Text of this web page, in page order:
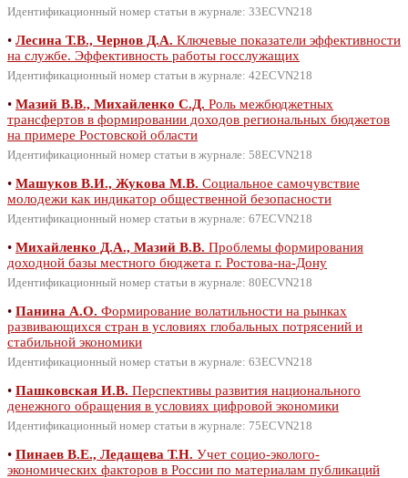
Идентификационный номер статьи в журнале: 33ECVN218
• Лесина Т.В., Чернов Д.А. Ключевые показатели эффективности
на службе. Эффективность работы госслужащих
Идентификационный номер статьи в журнале: 42ECVN218
• Мазий В.В., Михайленко С.Д. Роль межбюджетных
трансфертов в формировании доходов региональных бюджетов
на примере Ростовской области
Идентификационный номер статьи в журнале: 58ECVN218
• Машуков В.И., Жукова М.В. Социальное самочувствие
молодежи как индикатор общественной безопасности
Идентификационный номер статьи в журнале: 67ECVN218
• Михайленко Д.А., Мазий В.В. Проблемы формирования
доходной базы местного бюджета г. Ростова-на-Дону
Идентификационный номер статьи в журнале: 80ECVN218
• Панина А.О. Формирование волатильности на рынках
развивающихся стран в условиях глобальных потрясений и
стабильной экономики
Идентификационный номер статьи в журнале: 63ECVN218
• Пашковская И.В. Перспективы развития национального
денежного обращения в условиях цифровой экономики
Идентификационный номер статьи в журнале: 75ECVN218
• Пинаев В.Е., Ледащева Т.Н. Учет социо-эколого-
экономических факторов в России по материалам публикаций